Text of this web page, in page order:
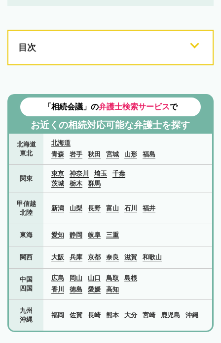
目次
「相続会議」の弁護士検索サービスで
お近くの相続対応可能な弁護士を探す
北海道
東北
北海道
青森
岩手 秋田 宮城 山形 福島
関東
東京 神奈川 埼玉
千葉
茨城
栃木 群馬
甲信越
北陸
新潟 山梨 長野 富山 石川 福井
東海 愛知 静岡 岐阜 三重
関西 大阪 兵庫 京都 奈良 滋賀 和歌山
中国
四国
広島 岡山 山口 鳥取
島根
香川
徳島 愛媛 高知
九州
沖縄
福岡 佐賀 長崎 熊本 大分 宮崎 鹿児島 沖縄